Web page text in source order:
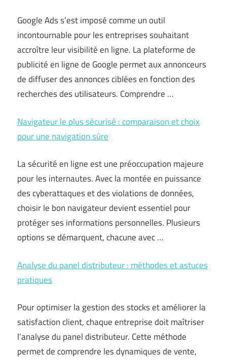
Google Ads s’est imposé comme un outil
incontournable pour les entreprises souhaitant
accroître leur visibilité en ligne. La plateforme de
publicité en ligne de Google permet aux annonceurs
de diffuser des annonces ciblées en fonction des
recherches des utilisateurs. Comprendre …
Navigateur le plus sécurisé : comparaison et choix
pour une navigation sûre
La sécurité en ligne est une préoccupation majeure
pour les internautes. Avec la montée en puissance
des cyberattaques et des violations de données,
choisir le bon navigateur devient essentiel pour
protéger ses informations personnelles. Plusieurs
options se démarquent, chacune avec …
Analyse du panel distributeur : méthodes et astuces
pratiques
Pour optimiser la gestion des stocks et améliorer la
satisfaction client, chaque entreprise doit maîtriser
l’analyse du panel distributeur. Cette méthode
permet de comprendre les dynamiques de vente,